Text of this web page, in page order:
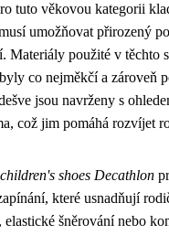
tuto věkovou kategorii
umožňovat přirozený
Materiály použité v těchto
co nejměkčí a zároveň
jsou navrženy s
což jim pomáhá rozvíjet
children's shoes Decathlon
které usnadňují
elastické šněrování nebo